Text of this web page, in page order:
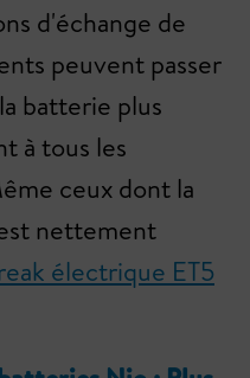
d'échange de
peuvent passer
batterie plus
à tous les
ceux dont la
nettement
électrique ET5